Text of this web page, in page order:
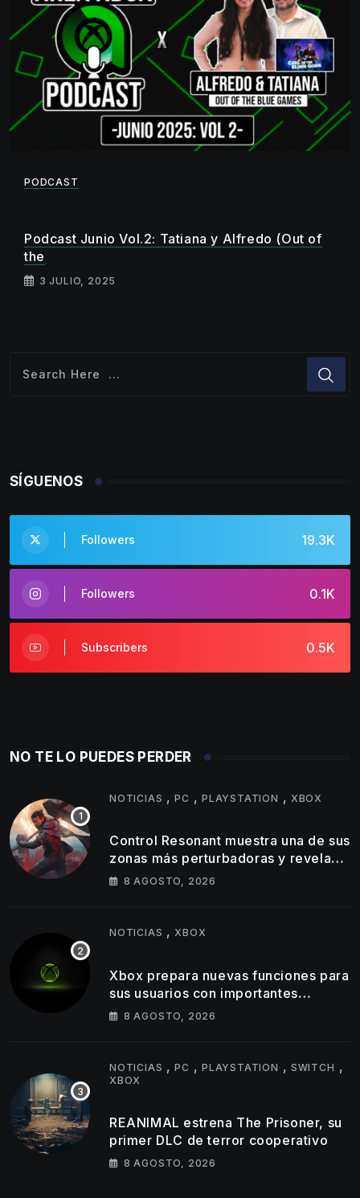
PODCAST
Podcast Junio Vol.2: Tatiana y Alfredo (Out of
the
3 JULIO, 2025
SÍGUENOS
19.3K
Followers
0.1K
Followers
0.5K
Subscribers
NO TE LO PUEDES PERDER
NOTICIAS ,PC ,PLAYSTATION , XBOX
Control Resonant muestra una de sus
zonas más perturbadoras y revela
nuevos detalles de su gameplay
8 AGOSTO, 2026
NOTICIAS ,XBOX
Xbox prepara nuevas funciones para
sus usuarios con importantes
cambios en capturas y logros
8 AGOSTO, 2026
NOTICIAS ,PC ,PLAYSTATION , SWITCH ,
XBOX
REANIMAL estrena The Prisoner, su
primer DLC de terror cooperativo
8 AGOSTO, 2026